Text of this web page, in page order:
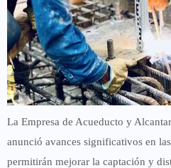
La Empresa de Acueducto y
anunció avances significativos en
permitirán mejorar la captación y